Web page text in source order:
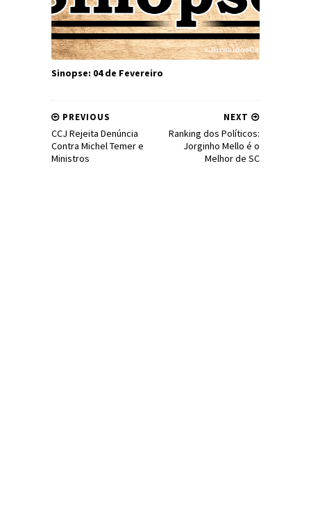
Sinopse: 04 de Fevereiro
NEXT
Ranking dos Políticos:
Jorginho Mello é o
Melhor de SC
PREVIOUS
CCJ Rejeita Denúncia
Contra Michel Temer e
Ministros